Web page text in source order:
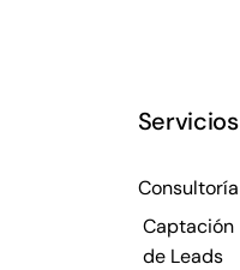
Servicios
Consultoría
Captación
de Leads